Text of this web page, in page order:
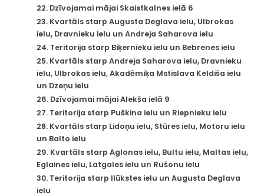
22. Dzīvojamai mājai Skaistkalnes ielā 6
23. Kvartāls starp Augusta Deglava ielu, Ulbrokas
ielu, Dravnieku ielu un Andreja Saharova ielu
24. Teritorija starp Biķernieku ielu un Bebrenes ielu
25. Kvartāls starp Andreja Saharova ielu, Dravnieku
ielu, Ulbrokas ielu, Akadēmiķa Mstislava Keldiša ielu
un Dzeņu ielu
26. Dzīvojamai mājai Alekša ielā 9
27. Teritorija starp Puškina ielu un Riepnieku ielu
28. Kvartāls starp Lidoņu ielu, Stūres ielu, Motoru ielu
un Balto ielu
29. Kvartāls starp Aglonas ielu, Bultu ielu, Maltas ielu,
Eglaines ielu, Latgales ielu un Rušonu ielu
30. Teritorija starp Ilūkstes ielu un Augusta Deglava
ielu